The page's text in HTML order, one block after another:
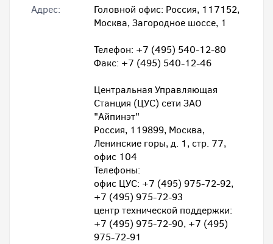
Адрес:
Головной офис: Россия, 117152,
Москва, Загородное шоссе, 1
Телефон: +7 (495) 540-12-80
Факс: +7 (495) 540-12-46
Центральная Управляющая
Станция (ЦУС) сети ЗАО
"Айпинэт"
Россия, 119899, Москва,
Ленинские горы, д. 1, стр. 77,
офис 104
Телефоны:
офис ЦУС: +7 (495) 975-72-92,
+7 (495) 975-72-93
центр технической поддержки:
+7 (495) 975-72-90, +7 (495)
975-72-91